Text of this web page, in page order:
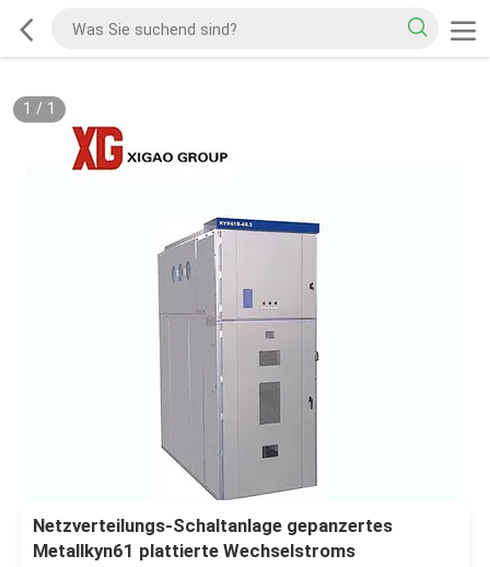
1 / 1
Netzverteilungs-Schaltanlage gepanzertes
Metallkyn61 plattierte Wechselstroms